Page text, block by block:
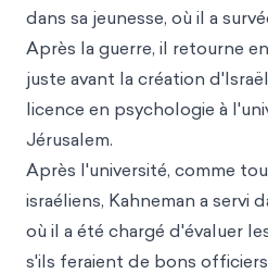
dans sa jeunesse, où il a
Après la guerre, il retourne
juste avant la création
licence en psychologie à
Jérusalem.
Après l'université, comme
israéliens, Kahneman a servi
où il a été chargé d'évaluer
s'ils feraient de bons